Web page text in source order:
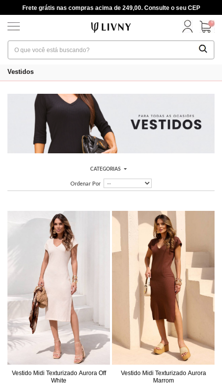
Frete grátis nas compras acima de 249,00. Consulte o seu CEP
0
Vestidos
CATEGORIAS
Ordenar Por
Vestido Midi Texturizado Aurora Off
White
Vestido Midi Texturizado Aurora
Marrom